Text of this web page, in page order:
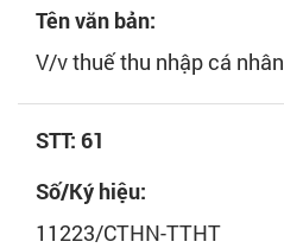
Tên văn bản:
V/v thuế thu nhập cá nhân
STT: 61
Số/Ký hiệu:
11223/CTHN-TTHT